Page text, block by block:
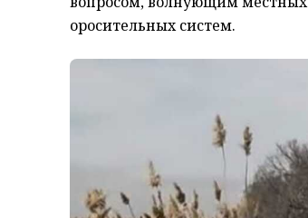
оросительных систем.